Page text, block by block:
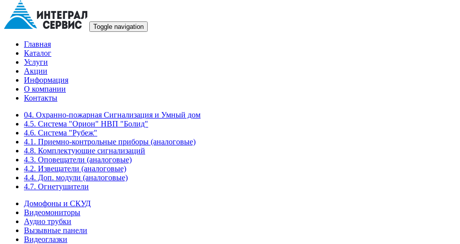
Toggle navigation
Главная
Каталог
Услуги
Акции
Информация
О компании
Контакты
04. Охранно-пожарная Сигнализация и Умный дом
4.5. Система "Орион" НВП "Болид"
4.6. Система "Рубеж"
4.1. Приемно-контрольные приборы (аналоговые)
4.8. Комплектующие сигнализаций
4.3. Оповещатели (аналоговые)
4.2. Извещатели (аналоговые)
4.4. Доп. модули (аналоговые)
4.7. Огнетушители
Домофоны и СКУД
Видеомониторы
Аудио трубки
Вызывные панели
Видеоглазки